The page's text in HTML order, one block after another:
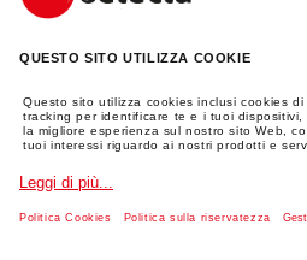
Login
INFORMAZIONI LEGALI
Impronta
Protezione dei dati
AGBs